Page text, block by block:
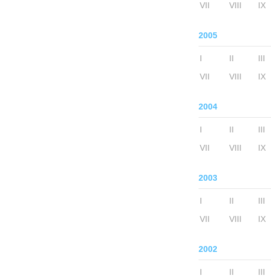
VII
VIII IX
2005
I II III
VII
VIII IX
2004
I II III
VII
VIII IX
2003
I II III
VII
VIII IX
2002
I II III